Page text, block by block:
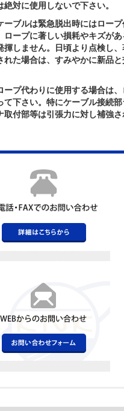
対に使用しないで下さい。
ーブルは緊急脱出時にはロー
ロープに著しい損耗やキズが
揮しません。日頃より点検し
れた場合は、すみやかに新品
ープ代わりに使用する場合は
て下さい。特にケーブル接続
取付部等は引張力に対し補強